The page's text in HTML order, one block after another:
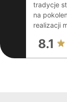
tradycje
na
realizacji
8.1